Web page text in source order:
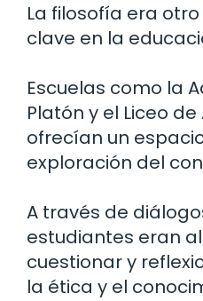
La filosofía era
clave en la
Escuelas como la
Platón y el Liceo
ofrecían un
exploración del
A través de
estudiantes eran
cuestionar y
la ética y el